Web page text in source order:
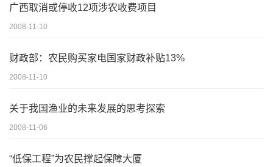
广西取消或停收12项涉农收费项目
2008-11-10
财政部：农民购买家电国家财政补贴13%
2008-11-10
关于我国渔业的未来发展的思考探索
2008-11-06
“低保工程”为农民撑起保障大厦